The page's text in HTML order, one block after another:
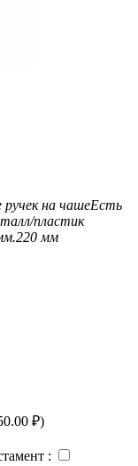
ручек на чашеЕсть
пластик
220 мм
₽)
: